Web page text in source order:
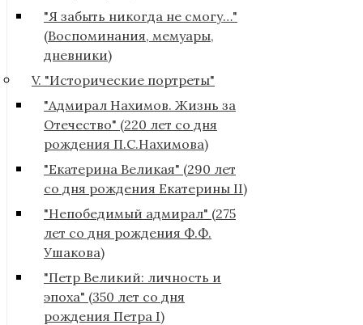
"Я забыть никогда не смогу…"
(Воспоминания, мемуары,
дневники)
V. "Исторические портреты"
"Адмирал Нахимов. Жизнь за
Отечество" (220 лет со дня
рождения П.С.Нахимова)
"Екатерина Великая" (290 лет
со дня рождения Екатерины II)
"Непобедимый адмирал" (275
лет со дня рождения Ф.Ф.
Ушакова)
"Петр Великий: личность и
эпоха" (350 лет со дня
рождения Петра I)